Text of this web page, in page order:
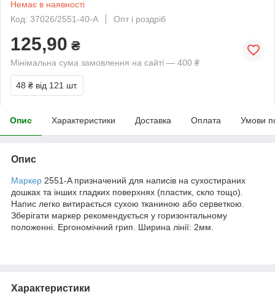
Немає в наявності
Код: 37026/2551-40-A
Опт і роздріб
125,90 ₴
Мінімальна сума замовлення на сайті — 400 ₴
48 ₴ від 121 шт.
Опис Характеристики Доставка Оплата Умови
Опис
Маркер 2551-A призначений для написів на сухостираних
дошках та інших гладких поверхнях (пластик, скло тощо).
Напис легко витирається сухою тканиною або серветкою.
Зберігати маркер рекомендується у горизонтальному
положенні. Ергономічний грип. Ширина лінії: 2мм.
Характеристики